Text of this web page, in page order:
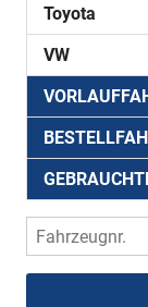
Toyota
VW
Fahrzeugnr.